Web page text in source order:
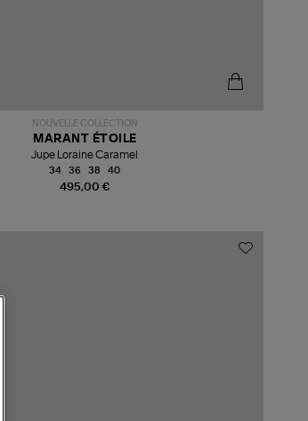
NOUVELLE COLLECTION
495,00 €
MARANT ÉTOILE
Jupe Loraine Caramel
34 36 38 40